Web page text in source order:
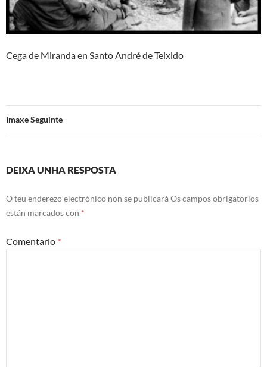
Cega de Miranda en Santo André de Teixido
Imaxe Seguinte
DEIXA UNHA RESPOSTA
O teu enderezo electrónico non se publicaráOs campos obrigatorios
están marcados con *
Comentario *